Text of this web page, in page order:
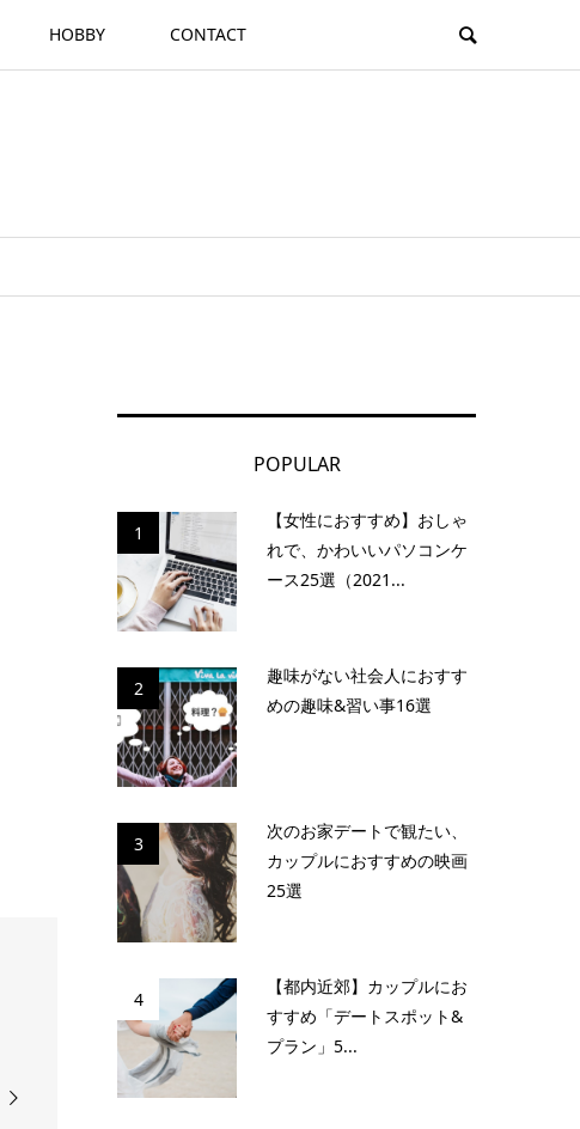
HOBBY CONTACT
POPULAR
1
【女性におすすめ】おしゃ
れで、かわいいパソコンケ
ース25選（2021...
2
趣味がない社会人におすす
めの趣味&習い事16選
3
次のお家デートで観たい、
カップルにおすすめの映画
25選
4
【都内近郊】カップルにお
すすめ「デートスポット&
プラン」5...